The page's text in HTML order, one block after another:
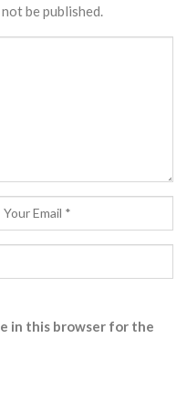
be published.
in this browser for the